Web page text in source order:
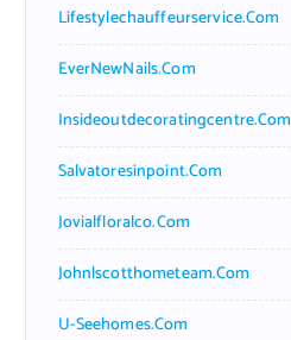
Lifestylechauffeurservice.com
EverNewNails.com
Insideoutdecoratingcentre.com
Salvatoresinpoint.com
Jovialfloralco.com
Johnlscotthometeam.com
U-Seehomes.com